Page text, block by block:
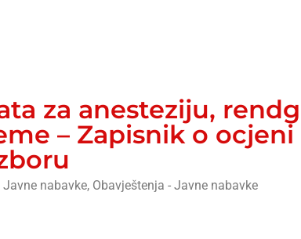
za anesteziju,
– Zapisnik o
Javne nabavke, Obavještenja - Javne nabavke